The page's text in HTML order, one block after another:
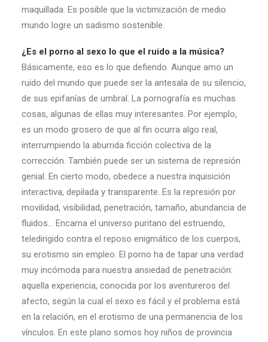
maquillada. Es posible que la victimización de medio
mundo logre un sadismo sostenible.
¿Es el porno al sexo lo que el ruido a la música?
Básicamente, eso es lo que defiendo. Aunque amo un
ruido del mundo que puede ser la antesala de su silencio,
de sus epifanías de umbral. La pornografía es muchas
cosas, algunas de ellas muy interesantes. Por ejemplo,
es un modo grosero de que al fin ocurra algo real,
interrumpiendo la aburrida ficción colectiva de la
corrección. También puede ser un sistema de represión
genial. En cierto modo, obedece a nuestra inquisición
interactiva, depilada y transparente. Es la represión por
movilidad, visibilidad, penetración, tamaño, abundancia de
fluidos… Encarna el universo puritano del estruendo,
teledirigido contra el reposo enigmático de los cuerpos,
su erotismo sin empleo. El porno ha de tapar una verdad
muy incómoda para nuestra ansiedad de penetración:
aquella experiencia, conocida por los aventureros del
afecto, según la cual el sexo es fácil y el problema está
en la relación, en el erotismo de una permanencia de los
vínculos. En este plano somos hoy niños de provincia